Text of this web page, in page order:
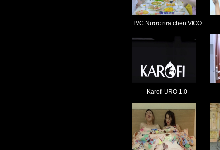
TVC Nước rửa chén VICO
Karofi URO 1.0